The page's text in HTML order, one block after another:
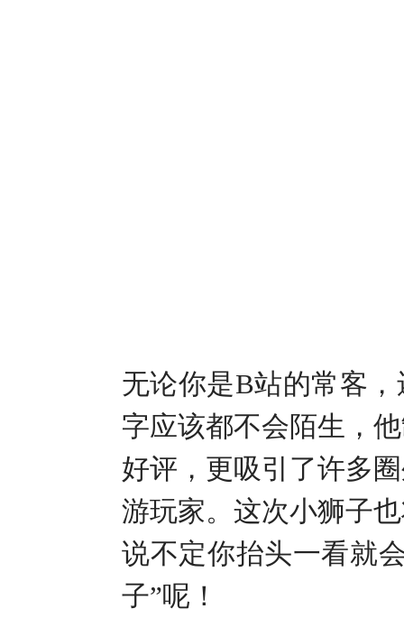
无论你是B站的常客
字应该都不会陌生，
好评，更吸引了许多
游玩家。这次小狮子
说不定你抬头一看就
子”呢！